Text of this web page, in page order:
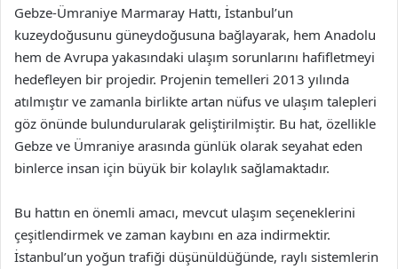
Gebze-Ümraniye Marmaray Hattı, İstanbul’un
kuzeydoğusunu güneydoğusuna bağlayarak, hem Anadolu
hem de Avrupa yakasındaki ulaşım sorunlarını hafifletmeyi
hedefleyen bir projedir. Projenin temelleri 2013 yılında
atılmıştır ve zamanla birlikte artan nüfus ve ulaşım talepleri
göz önünde bulundurularak geliştirilmiştir. Bu hat, özellikle
Gebze ve Ümraniye arasında günlük olarak seyahat eden
binlerce insan için büyük bir kolaylık sağlamaktadır.
Bu hattın en önemli amacı, mevcut ulaşım seçeneklerini
çeşitlendirmek ve zaman kaybını en aza indirmektir.
İstanbul’un yoğun trafiği düşünüldüğünde, raylı sistemlerin